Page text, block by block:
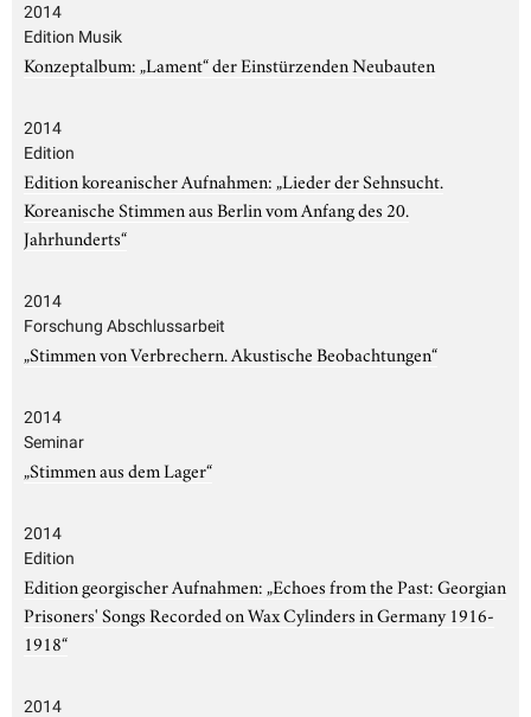
2014
Edition Musik
Konzeptalbum: „Lament“ der Einstürzenden Neubauten
2014
Edition
Edition koreanischer Aufnahmen: „Lieder der Sehnsucht.
Koreanische Stimmen aus Berlin vom Anfang des 20.
Jahrhunderts“
2014
Forschung Abschlussarbeit
„Stimmen von Verbrechern. Akustische Beobachtungen“
2014
Seminar
„Stimmen aus dem Lager“
2014
Edition
Edition georgischer Aufnahmen: „Echoes from the Past: Georgian
Prisoners' Songs Recorded on Wax Cylinders in Germany 1916-
1918“
2014